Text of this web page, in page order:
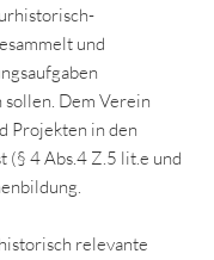
und
Dem Verein
Projekten in den
(§ 4 Abs.4 Z.5 lit.e und
relevante